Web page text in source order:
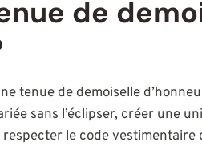
de
tenue de demoiselle
sans l’éclipser, créer une
le code vestimentaire